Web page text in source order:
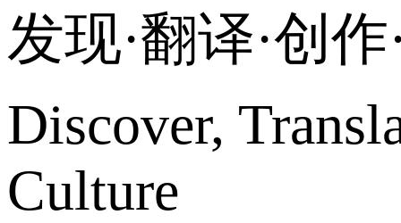
发现·翻译·创
Discover,
Culture